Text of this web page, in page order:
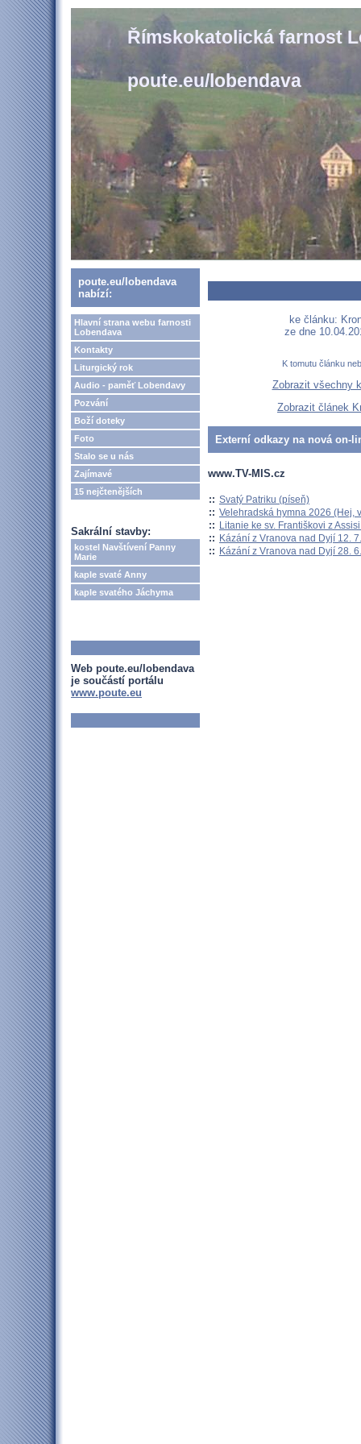
Římskokatolická farnost
poute.eu/lobendava
poute.eu/lobendava
nabízí:
Hlavní strana webu farnosti
Lobendava
Kontakty
Liturgický rok
Audio - paměť Lobendavy
Pozvání
Boží doteky
Foto
Stalo se u nás
Zajímavé
15 nejčtenějších
Sakrální stavby:
kostel Navštívení Panny
Marie
kaple svaté Anny
kaple svatého Jáchyma
Web poute.eu/lobendava
je součástí portálu
www.poute.eu
ke článku:
ze dne
K tomutu článku
Zobrazit všechny
Zobrazit článek
Externí odkazy na nová on-
www.TV-MIS.cz
:: Svatý Patriku (píseň)
:: Velehradská hymna 2026 (Hej,
:: Litanie ke sv. Františkovi z
:: Kázání z Vranova nad Dyjí 12.
:: Kázání z Vranova nad Dyjí 28.